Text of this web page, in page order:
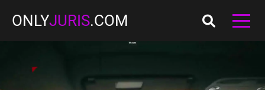
ONLYJURIS.COM